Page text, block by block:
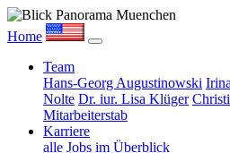
Home
Team
Hans-Georg Augustinowski
Nolte Dr. iur. Lisa Klüger
Mitarbeiterstab
Karriere
alle Jobs im Überblick